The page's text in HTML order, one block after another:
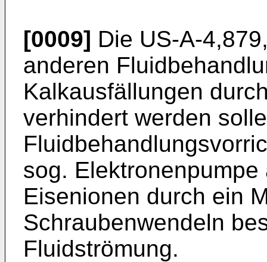
[0009] Die US-A-
anderen
Kalkausfällungen
verhindert werden
sog.
Eisenionen durch ein
Schraubenwendeln
Fluidströmung.